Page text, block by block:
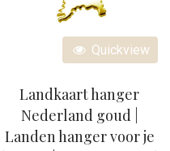
Quickview
Landkaart hanger
Nederland goud |
Landen hanger voor je